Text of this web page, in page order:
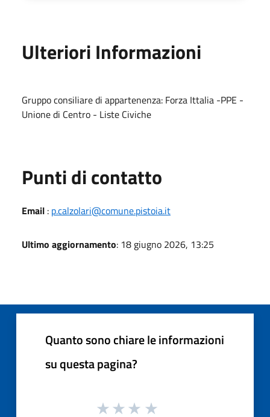
Ulteriori Informazioni
Gruppo consiliare di appartenenza: Forza Ittalia -PPE -
Unione di Centro - Liste Civiche
Punti di contatto
Email : p.calzolari@comune.pistoia.it
Ultimo aggiornamento: 18 giugno 2026, 13:25
Quanto sono chiare le informazioni
su questa pagina?